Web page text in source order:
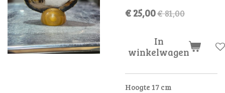
€ 25,00€ 81,00
In
winkelwagen
Hoogte 17 cm